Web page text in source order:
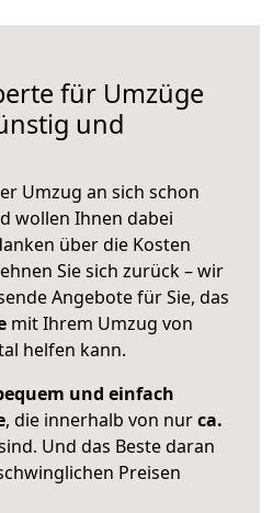
für Umzüge
und
Umzug an sich schon
wollen Ihnen dabei
über die Kosten
Sie sich zurück – wir
Angebote für Sie, das
mit Ihrem Umzug von
helfen kann.
und einfach
, die innerhalb von nurca.
Und das Beste daran
Preisen